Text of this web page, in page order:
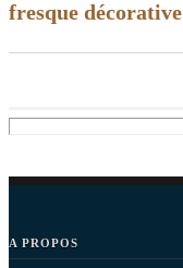
fresque décorative
A PROPOS